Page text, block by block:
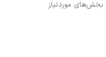
بخش‌های موردنیاز